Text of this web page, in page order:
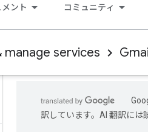
メント コミュニティ
manage services
訳しています。AI 翻訳には